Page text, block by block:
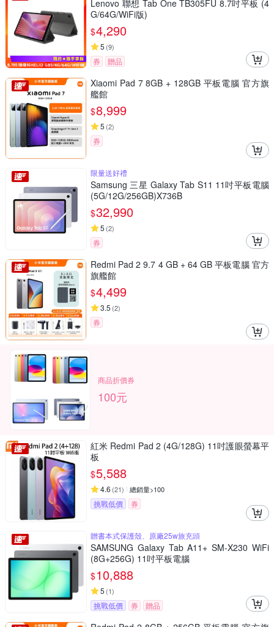
Lenovo 聯想 Tab One TB305FU 8.7吋平板 (4
G/64G/WiFi版)
$4,290
5 (9)
券 贈品
Xiaomi Pad 7 8GB + 128GB 平板電腦 官方旗
艦館
$8,999
5 (2)
券
限量送好禮
Samsung 三星 Galaxy Tab S11 11吋平板電腦
(5G/12G/256GB)X736B
$32,990
5 (2)
券
Redmi Pad 2 9.7 4 GB + 64 GB 平板電腦 官方
旗艦館
$4,499
3.5 (2)
券
商品折價券
100元
紅米 Redmi Pad 2 (4G/128G) 11吋護眼螢幕平
板
$5,588
4.6 (21) 總銷量>100
挑戰低價 券
贈書本式保護殼、原廠25w旅充頭
SAMSUNG Galaxy Tab A11+ SM-X230 WiFi
(8G+256G) 11吋平板電腦
$10,888
5 (1)
挑戰低價 券 贈品